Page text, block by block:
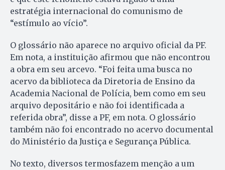
estratégia internacional do comunismo de
“estímulo ao vício”.
O glossário não aparece no arquivo oficial da PF.
Em nota, a instituição afirmou que não encontrou
a obra em seu arcevo. “Foi feita uma busca no
acervo da biblioteca da Diretoria de Ensino da
Academia Nacional de Polícia, bem como em seu
arquivo depositário e não foi identificada a
referida obra”, disse a PF, em nota. O glossário
também não foi encontrado no acervo documental
do Ministério da Justiça e Segurança Pública.
No texto, diversos termosfazem menção a um